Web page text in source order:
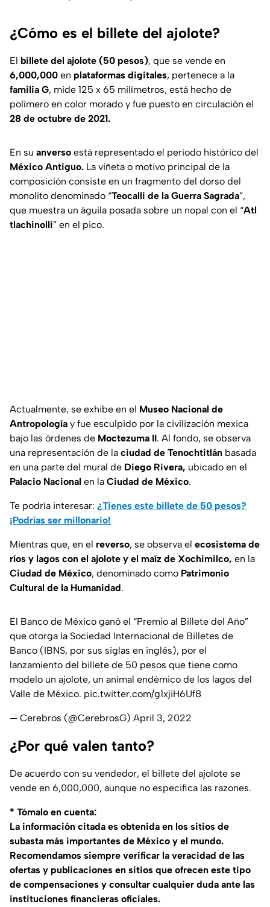
¿Cómo es el billete del ajolote?
El billete del ajolote (50 pesos), que se vende en
6,000,000 en plataformas digitales, pertenece a la
familia G, mide 125 x 65 milímetros, está hecho de
polímero en color morado y fue puesto en circulación el
28 de octubre de 2021.
En su anverso está representado el periodo histórico del
México Antiguo. La viñeta o motivo principal de la
composición consiste en un fragmento del dorso del
monolito denominado “Teocalli de la Guerra Sagrada”,
que muestra un águila posada sobre un nopal con el “Atl
tlachinolli” en el pico.
Actualmente, se exhibe en el Museo Nacional de
Antropología y fue esculpido por la civilización mexica
bajo las órdenes de Moctezuma II. Al fondo, se observa
una representación de la ciudad de Tenochtitlán basada
en una parte del mural de Diego Rivera, ubicado en el
Palacio Nacional en la Ciudad de México.
Te podría interesar: ¿Tienes este billete de 50 pesos?
¡Podrías ser millonario!
Mientras que, en el reverso, se observa el ecosistema de
ríos y lagos con el ajolote y el maíz de Xochimilco, en la
Ciudad de México, denominado como Patrimonio
Cultural de la Humanidad.
El Banco de México ganó el “Premio al Billete del Año”
que otorga la Sociedad Internacional de Billetes de
Banco (IBNS, por sus siglas en inglés), por el
lanzamiento del billete de 50 pesos que tiene como
modelo un ajolote, un animal endémico de los lagos del
Valle de México. pic.twitter.com/g1xjiH6Uf8
— Cerebros (@CerebrosG) April 3, 2022
¿Por qué valen tanto?
De acuerdo con su vendedor, el billete del ajolote se
vende en 6,000,000, aunque no especifica las razones.
* Tómalo en cuenta:
La información citada es obtenida en los sitios de
subasta más importantes de México y el mundo.
Recomendamos siempre verificar la veracidad de las
ofertas y publicaciones en sitios que ofrecen este tipo
de compensaciones y consultar cualquier duda ante las
instituciones financieras oficiales.